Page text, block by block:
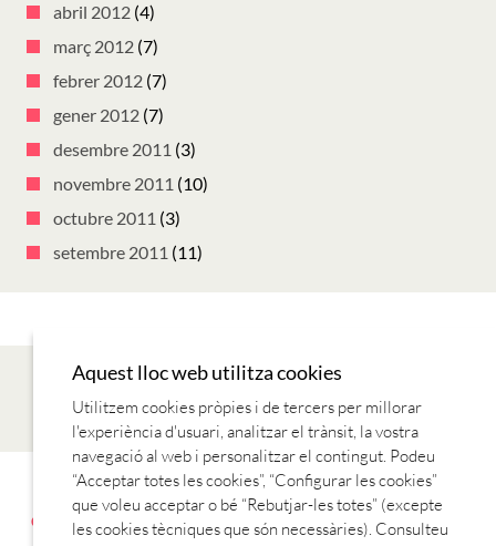
abril 2012 (4)
març 2012 (7)
febrer 2012 (7)
gener 2012 (7)
desembre 2011 (3)
novembre 2011 (10)
octubre 2011 (3)
setembre 2011 (11)
AVANTATGES AMB EL CARNET CONTACTE
COL·LABORADORES
ESTABLIMENTS COL·LABORADORS
Aquest lloc web utilitza cookies
Utilitzem cookies pròpies i de tercers per millorar
l'experiència d'usuari, analitzar el trànsit, la vostra
navegació al web i personalitzar el contingut. Podeu
“Acceptar totes les cookies”, “Configurar les cookies”
que voleu acceptar o bé “Rebutjar-les totes” (excepte
les cookies tècniques que són necessàries). Consulteu